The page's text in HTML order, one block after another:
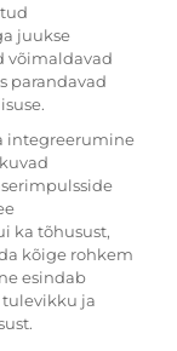
juukse
võimaldavad
parandavad
integreerumine
ka tõhusust,
kõige rohkem
esindab
ja